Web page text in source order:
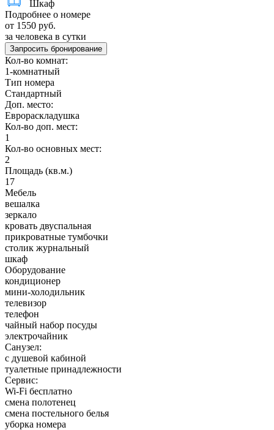
Шкаф
Подробнее о номере
от 1550 руб.
за человека в сутки
Запросить бронирование
Кол-во комнат:
1-комнатный
Тип номера
Стандартный
Доп. место:
Еврораскладушка
Кол-во доп. мест:
1
Кол-во основных мест:
2
Площадь (кв.м.)
17
Мебель
вешалка
зеркало
кровать двуспальная
прикроватные тумбочки
столик журнальный
шкаф
Оборудование
кондиционер
мини-холодильник
телевизор
телефон
чайный набор посуды
электрочайник
Санузел:
с душевой кабиной
туалетные принадлежности
Сервис:
Wi-Fi бесплатно
смена полотенец
смена постельного белья
уборка номера